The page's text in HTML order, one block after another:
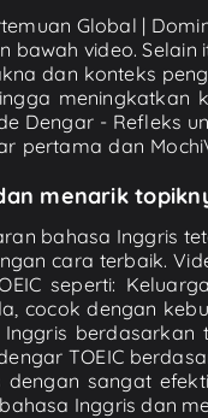
Global |
video.
dan konteks
Dengar - Refleks
dan
menarik
bahasa Inggris
cara terbaik.
seperti:
cocok dengan
TOEIC
sangat
Inggris dan